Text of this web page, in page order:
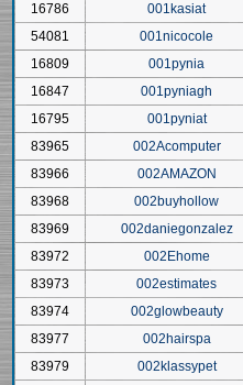
16786
001kasiat
54081
001nicocole
16809
001pynia
16847
001pyniagh
16795
001pyniat
83965
002Acomputer
83966
002AMAZON
83968
002buyhollow
83969
002daniegonzalez
83972
002Ehome
83973
002estimates
83974
002glowbeauty
83977
002hairspa
83979
002klassypet